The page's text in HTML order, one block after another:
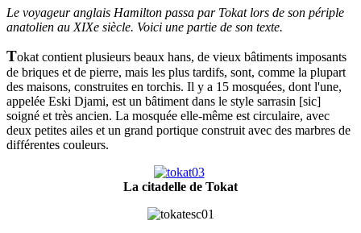
Le voyageur anglais Hamilton passa par Tokat lors de son périple
anatolien au XIXe siècle. Voici une partie de son texte.
Tokat contient plusieurs beaux hans, de vieux bâtiments imposants
de briques et de pierre, mais les plus tardifs, sont, comme la plupart
des maisons, construites en torchis. Il y a 15 mosquées, dont l'une,
appelée Eski Djami, est un bâtiment dans le style sarrasin [sic]
soigné et très ancien. La mosquée elle-même est circulaire, avec
deux petites ailes et un grand portique construit avec des marbres de
différentes couleurs.
La citadelle de Tokat